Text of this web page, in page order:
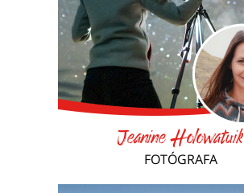
Jeanine Holowatuik
FOTÓGRAFA